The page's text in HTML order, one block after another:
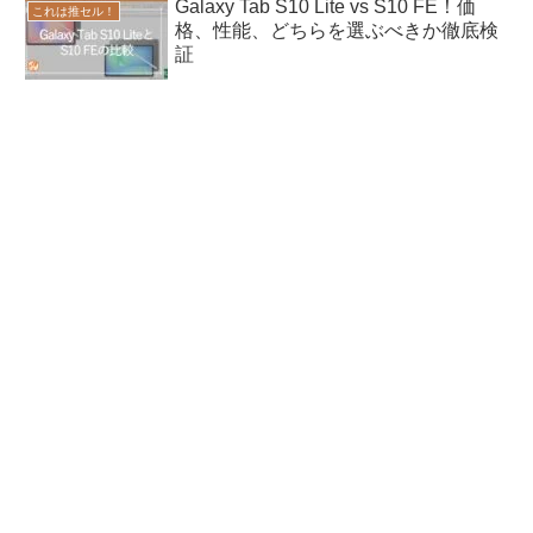
これは推セル！
Galaxy Tab S10 Lite vs S10 FE！価
格、性能、どちらを選ぶべきか徹底検
証